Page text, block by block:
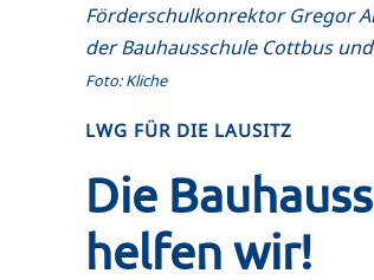
Förderschulkonrektor Gregor
der Bauhausschule Cottbus
Foto: Kliche
LWG FÜR DIE LAUSITZ
Die
helfen wir!